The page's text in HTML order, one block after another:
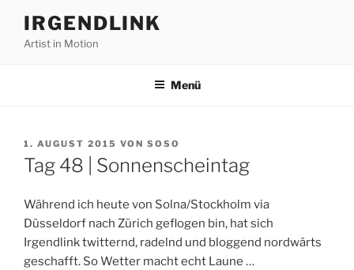
Inhalt
springen
IRGENDLINK
Artist in Motion
Menü
VERÖFFENTLICHT
AM
1. AUGUST 2015 VON SOSO
Tag 48 | Sonnenscheintag
Während ich heute von Solna/Stockholm via
Düsseldorf nach Zürich geflogen bin, hat sich
Irgendlink twitternd, radelnd und bloggend nordwärts
geschafft. So Wetter macht echt Laune …